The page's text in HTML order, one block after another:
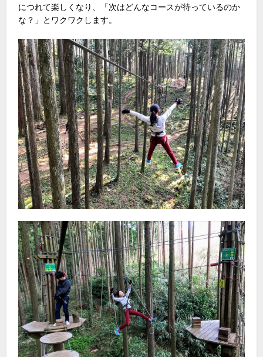
につれて楽しくなり、「次はどんなコースが待っているのか
な？」とワクワクします。